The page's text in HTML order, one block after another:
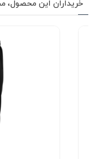
قطر داخلی حدود 19 سانتی‌متر
طول
لوگوی فراری
مناسب رانندگی،
گونه‌ای است که جریان
جلوگیری می‌کند؛ این
بر ایجاد ظاهر
ایجاد می‌کند و برای
کاربردی است. بند
آن را دقیق مطابق فرم
فعالیت، ثابت بماند.
مرکز دید قرار گرفته
خریداران این محصول،